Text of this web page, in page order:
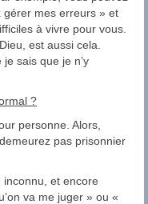
gérer mes erreurs » et
à vivre pour vous.
est aussi cela.
sais que je n’y
?
personne. Alors,
pas prisonnier
inconnu, et encore
va me juger » ou «